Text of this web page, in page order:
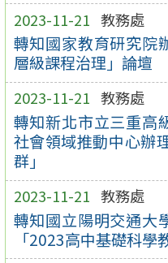
2023-11-21 教務處
轉知國家教育研究院
層級課程治理」論壇
2023-11-21 教務處
轉知新北市立三重高
社會領域推動中心辦
群」
2023-11-21 教務處
轉知國立陽明交通大
「2023高中基礎科學